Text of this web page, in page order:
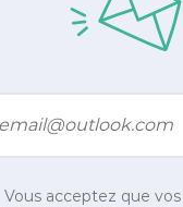
Vous acceptez que